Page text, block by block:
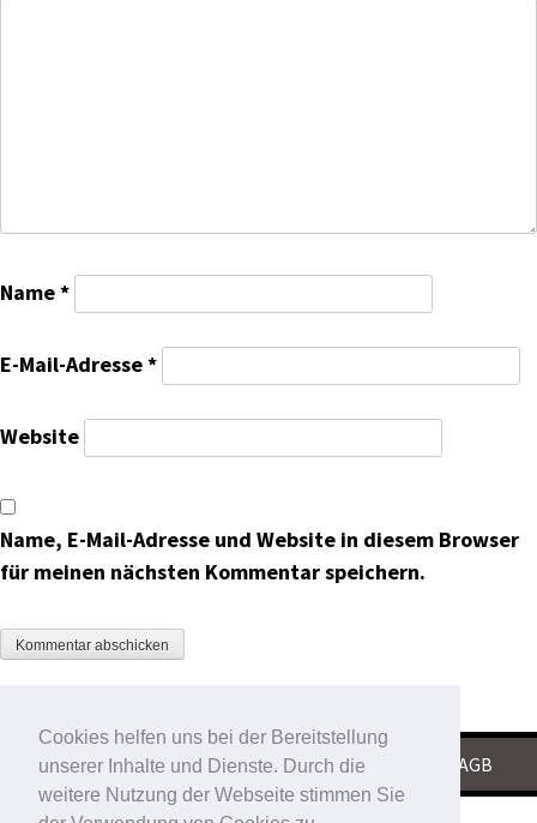
Cookies helfen uns bei der Bereitstellung
unserer Inhalte und Dienste. Durch die
weitere Nutzung der Webseite stimmen Sie
Name*
E-Mail-Adresse*
Website
Name, E-Mail-Adresse und Website in diesem Browser
für meinen nächsten Kommentar speichern.
KONTAKT|IMPRESSUM|DATENSCHUTZ AGB